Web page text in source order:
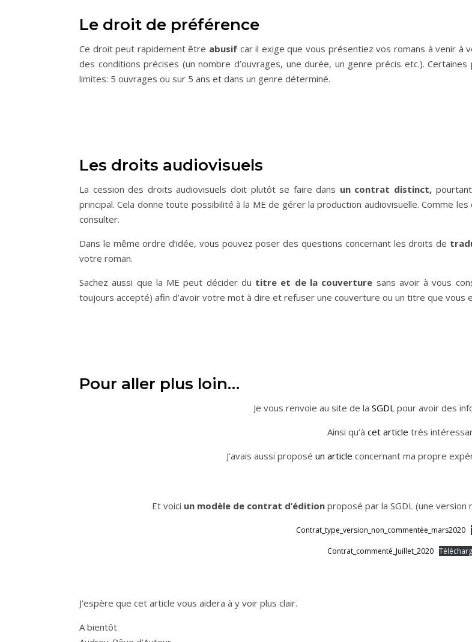
Le droit de préférence
Ce droit peut rapidement être abusif car il exige que vous présentiez vos romans à venir
des conditions précises (un nombre d’ouvrages, une durée, un genre précis etc.).
limites: 5 ouvrages ou sur 5 ans et dans un genre déterminé.
Les droits audiovisuels
La cession des droits audiovisuels doit plutôt se faire dans un contrat distinct,
principal. Cela donne toute possibilité à la ME de gérer la production audiovisuelle. Comme
consulter.
Dans le même ordre d’idée, vous pouvez poser des questions concernant les droits de
votre roman.
Sachez aussi que la ME peut décider du titre et de la couverture sans avoir à vous
toujours accepté) afin d’avoir votre mot à dire et refuser une couverture ou un titre que
Pour aller plus loin…
Je vous renvoie au site de la SGDL pour avoir des
Ainsi qu’à cet article très
J’avais aussi proposé un article concernant ma propre
Et voici un modèle de contrat d’édition proposé par la SGDL (une
Contrat_type_version_non_commentée_mars2020
Contrat_commenté_Juillet_2020
J’espère que cet article vous aidera à y voir plus clair.
A bientôt